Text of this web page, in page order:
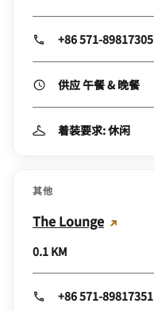
+86 571-89817305
供应 午餐 & 晚餐
着装要求: 休闲
其他
The Lounge
0.1 KM
+86 571-89817351